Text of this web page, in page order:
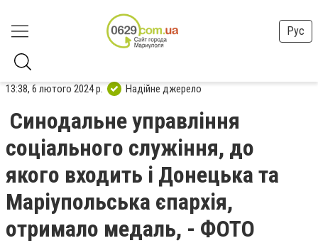
Рус
13:38, 6 лютого 2024 р. Надійне джерело
Синодальне управління
соціального служіння, до
якого входить і Донецька та
Маріупольська єпархія,
отримало медаль, - ФОТО